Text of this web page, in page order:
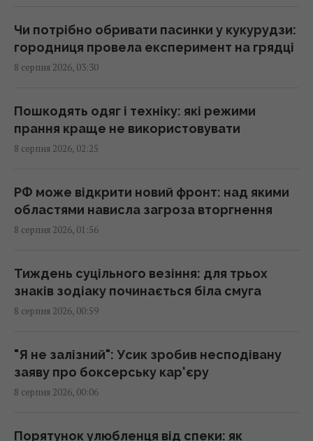
вихід
02:18 субота, 08 серпня 2026
уклали угоду про взаємну оборону, -
Reuters
01:44 субота, 08 серпня 2026
Експерти назвали 10 речей, які варто знати
про Прагу перед поїздкою
01:15 субота, 08 серпня 2026
Росія просуває іноземним замовникам нову
ракету для Су-57, - ЗМІ
00:32 субота, 08 серпня 2026
Старий монітор ще рано викидати: як
використати його повторно з користю
00:05 субота, 08 серпня 2026
Вчені знайшли молоток зі слонової кістки
Чи потрібно обривати пасинки у кукурудзи:
городниця провела експеримент на грядці
8 серпня 2026, 03:30
Пошкодять одяг і техніку: які режими
прання краще не використовувати
8 серпня 2026, 02:25
РФ може відкрити новий фронт: над якими
областями нависла загроза вторгнення
8 серпня 2026, 01:56
Тиждень суцільного везіння: для трьох
знаків зодіаку починається біла смуга
8 серпня 2026, 00:59
"Я не залізний": Усик зробив несподівану
заяву про боксерську кар'єру
8 серпня 2026, 00:06
Порятунок улюбленця від спеки: як